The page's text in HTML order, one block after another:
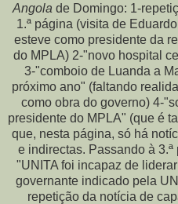
Angola de Domingo: 1-
1.ª página (visita de
esteve como presidente da
do MPLA) 2-"novo hospital
3-"comboio de Luanda a
próximo ano" (faltando
como obra do governo) 4-
presidente do MPLA" (que é
que, nesta página, só há
e indirectas. Passando à
"UNITA foi incapaz de
governante indicado pela
repetição da notícia de